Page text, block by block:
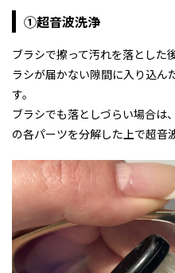
①超音波洗浄
ブラシで擦って汚れを落とした
ラシが届かない隙間に入り込ん
す。
ブラシでも落としづらい場合は
の各パーツを分解した上で超音